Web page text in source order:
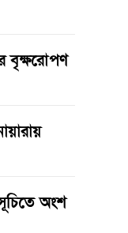
বৃক্ষরোপণ
অংশ